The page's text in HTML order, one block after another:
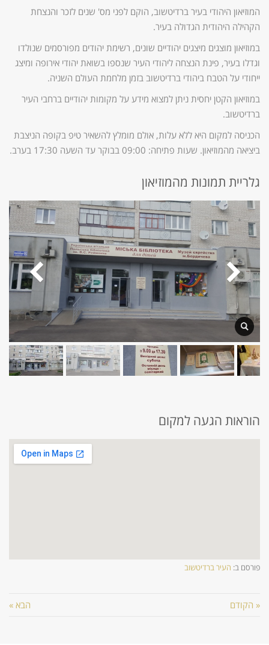
המוזיאון היהודי בעיר ברדיטשוב, הוקם לפני מס' שנים לזכר והנצחת
הקהילה היהודית הגדולה בעיר.
במוזיאון מוצגים מיצגים יהודיים שונים, רשימת יהודים מפורסמים שנולדו
וגדלו בעיר, פינת הנצחה ליהודי העיר שנספו בשואת יהודי אירופה ומיצג
ייחודי על הטבח ביהודי ברדיטשוב בזמן מלחמת העולם השניה.
במוזיאון הקטן יחסית ניתן למצוא מידע על מקומות יהודיים ברחבי העיר
ברדיטשוב.
הכניסה למקום היא ללא עלות, אולם מומלץ להשאיר טיפ בקופה הניצבת
ביציאה מהמוזיאון. שעות פתיחה: 09:00 בבוקר עד השעה 17:30 בערב.
גלריית תמונות מהמוזיאון
הוראות הגעה למקום
פורסם ב: העיר ברדיטשוב
« הקודם הבא »